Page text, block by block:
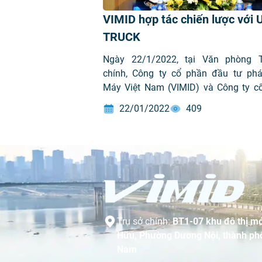
VIMID hợp tác chiến lược với
TRUCK
Ngày 22/1/2022, tại Văn phòng
chính, Công ty cổ phần đầu tư
Máy Việt Nam (VIMID) và Công ty
cộng đồng xe tải Việt Nam (U-TRUCK)
kết hợp tác nhằm mang tới một hệ
ứng được đa dạng các nhu cầu
hài lòng cao nhất tới Quý khách hàng.
22/01/2022 409
Trụ sở chính:BT1-07 khu đô thị
Hữu, Phường Dương Nội, thành